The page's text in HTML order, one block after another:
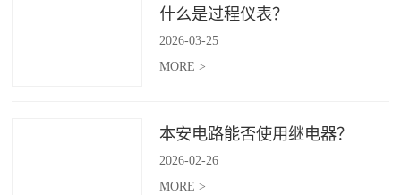
什么是过程仪表？
2026-03-25
MORE >
本安电路能否使用继电器？
2026-02-26
MORE >